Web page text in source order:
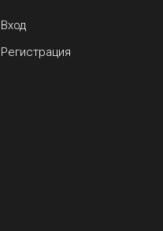
Вход
Регистрация